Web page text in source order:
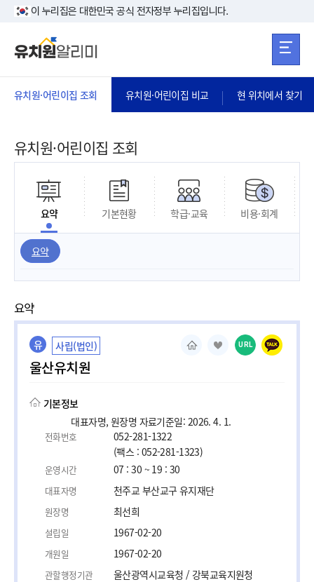
본문 바로가기
이 누리집은 대한민국 공식 전자정부 누리집입니다.
유치원·어린이집 조회 유치원·어린이집 비교 현 위치에서 찾기
유치원·어린이집 조회
요약 기본현황 학급·교육 비용·회계
요약
요약
유 사립(법인)
울산유치원
URL
기본정보
대표자명, 원장명 자료기준일: 2026. 4. 1.
전화번호
052-281-1322
(팩스 : 052-281-1323)
운영시간 07 : 30 ~ 19 : 30
대표자명 천주교 부산교구 유지재단
원장명 최선희
설립일 1967-02-20
개원일 1967-02-20
관할행정기관 울산광역시교육청 / 강북교육지원청